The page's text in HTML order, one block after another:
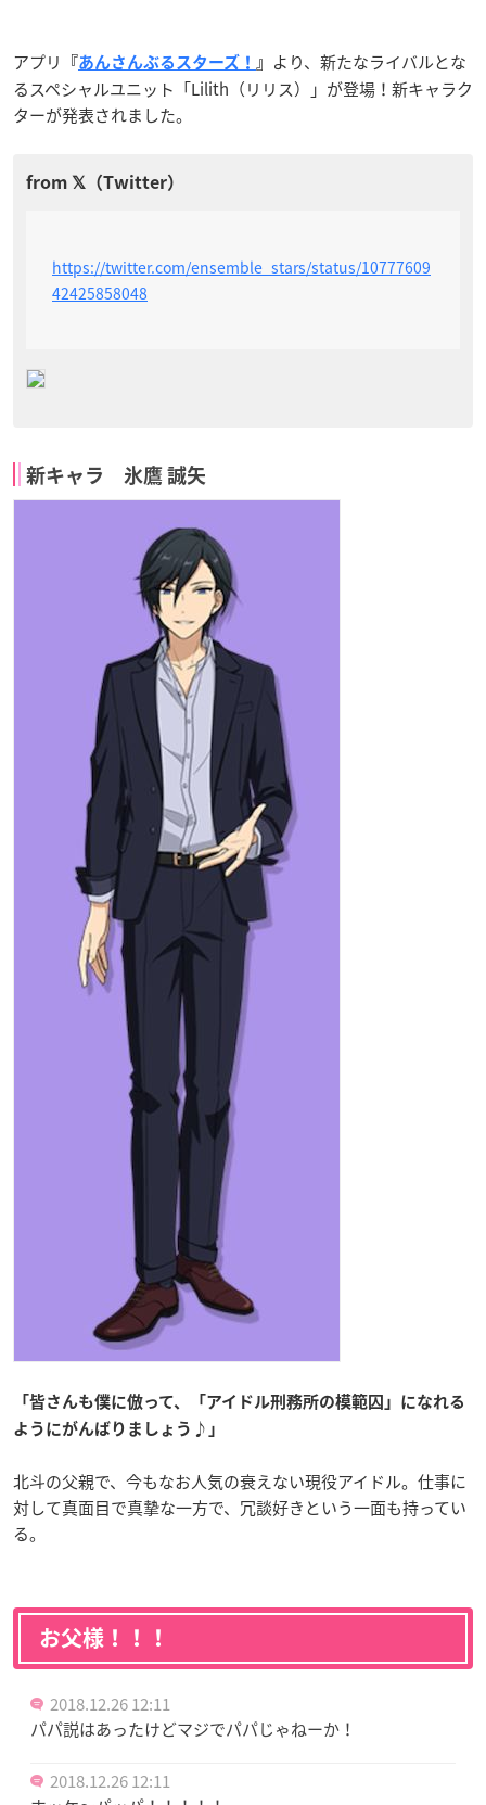
アプリ 『あんさんぶるスターズ！ 』
より、新たなライバルとな
るスペシャルユニット「Lilith（リリス）」が登場！新キャラク
ターが発表されました。
https://twitter.com/ensemble_stars/status/10777609
42425858048
新キャラ 氷鷹 誠矢
「皆さんも僕に倣って、「アイドル刑務所の模範囚」になれる
ようにがんばりましょう♪」
北斗の父親で、今もなお人気の衰えない現役アイドル。仕事に
対して真面目で真摯な一方で、冗談好きという一面も持ってい
る。
お父様！！！
2018.12.26 12:11
パパ説はあったけどマジでパパじゃねーか！
2018.12.26 12:11